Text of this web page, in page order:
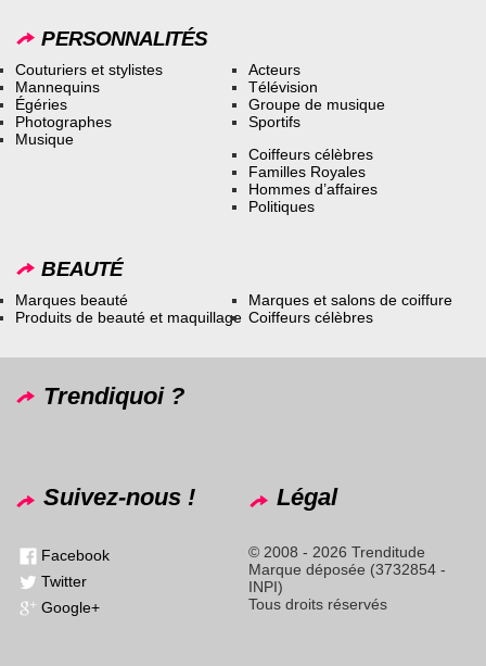
PERSONNALITÉS
Couturiers et stylistes
Mannequins
Égéries
Photographes
Musique
Acteurs
Télévision
Groupe de musique
Sportifs
Coiffeurs célèbres
Familles Royales
Hommes d’affaires
Politiques
BEAUTÉ
Marques beauté
Produits de beauté et maquillage
Marques et salons de coiffure
Coiffeurs célèbres
Trendiquoi ?
Suivez-nous !
Facebook
Twitter
Google+
Légal
© 2008 - 2026 Trenditude
Marque déposée (3732854 -
INPI)
Tous droits réservés